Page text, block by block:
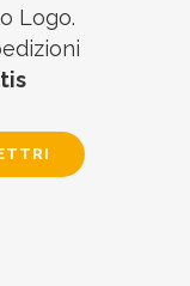
Logo.